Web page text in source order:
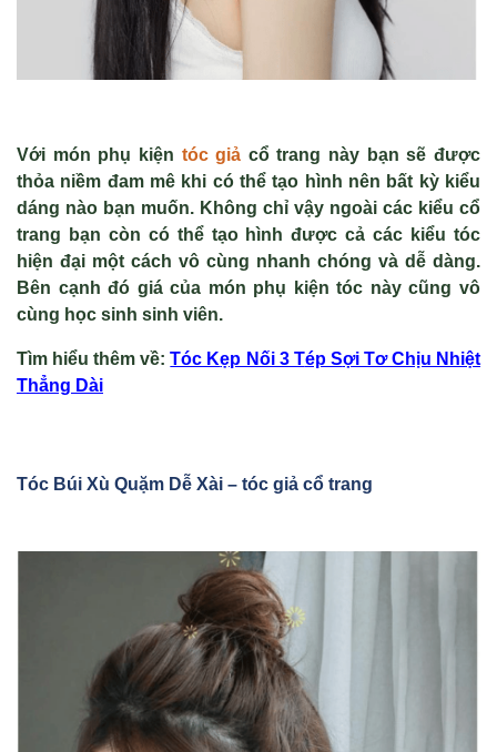
Với món phụ kiện tóc giả cổ trang này bạn sẽ được
thỏa niềm đam mê khi có thể tạo hình nên bất kỳ kiểu
dáng nào bạn muốn. Không chỉ vậy ngoài các kiểu cổ
trang bạn còn có thể tạo hình được cả các kiểu tóc
hiện đại một cách vô cùng nhanh chóng và dễ dàng.
Bên cạnh đó giá của món phụ kiện tóc này cũng vô
cùng học sinh sinh viên.
Tìm hiểu thêm về:Tóc Kẹp Nối 3 Tép Sợi Tơ Chịu Nhiệt
Thẳng Dài
Tóc Búi Xù Quặm Dễ Xài – tóc giả cổ trang